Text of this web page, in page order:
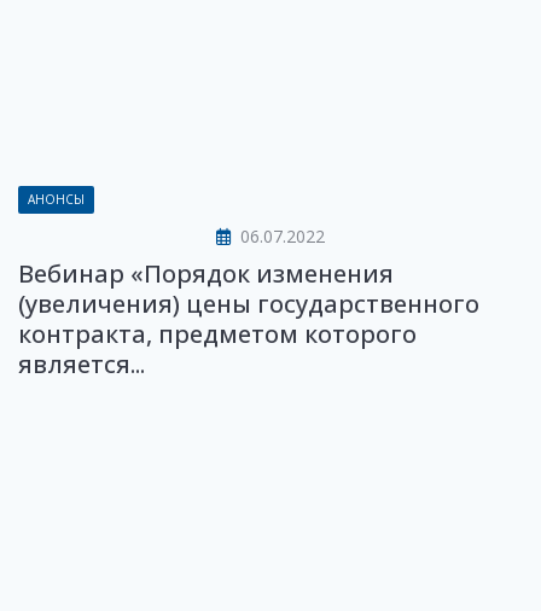
АНОНСЫ
06.07.2022
Вебинар «Порядок изменения
(увеличения) цены государственного
контракта, предметом которого
является...